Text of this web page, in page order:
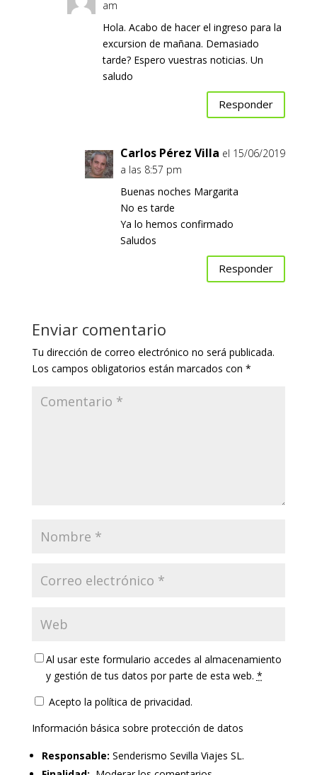
am
Hola. Acabo de hacer el ingreso para la
excursion de mañana. Demasiado
tarde? Espero vuestras noticias. Un
saludo
Responder
Carlos Pérez Villa el 15/06/2019
a las 8:57 pm
Buenas noches Margarita
No es tarde
Ya lo hemos confirmado
Saludos
Responder
Enviar comentario
Tu dirección de correo electrónico no será publicada.
Los campos obligatorios están marcados con *
Al usar este formulario accedes al almacenamiento
y gestión de tus datos por parte de esta web. *
Acepto la política de privacidad.
Información básica sobre protección de datos
Responsable: Senderismo Sevilla Viajes SL.